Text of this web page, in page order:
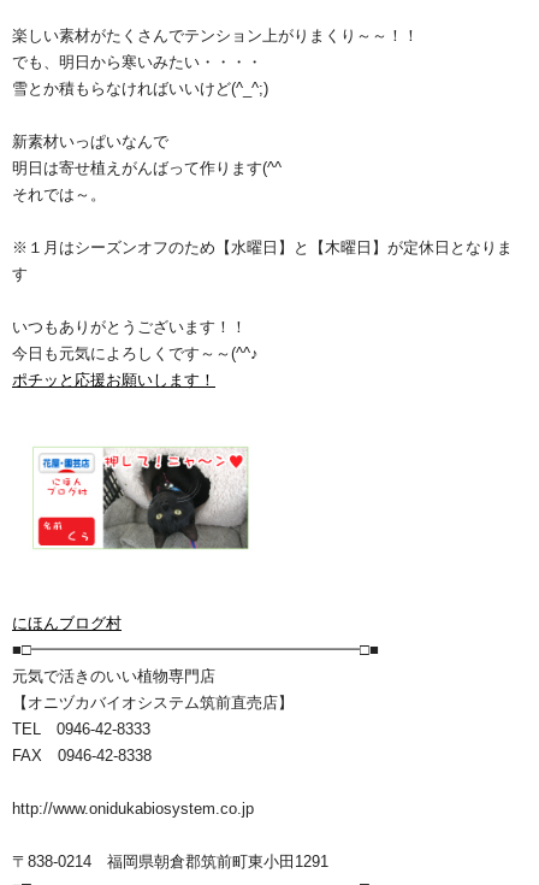
楽しい素材がたくさんでテンション上がりまくり～～！！
でも、明日から寒いみたい・・・・
雪とか積もらなければいいけど(^_^;)
新素材いっぱいなんで
明日は寄せ植えがんばって作ります(^^ゞ
それでは～。
※１月はシーズンオフのため【水曜日】と【木曜日】が定休日となりま
す
いつもありがとうございます！！
今日も元気によろしくです～～(^^♪
ポチッと応援お願いします！
にほんブログ村
■□━━━━━━━━━━━━━━━━━━━━━□■
元気で活きのいい植物専門店
【オニヅカバイオシステム筑前直売店】
TEL 0946-42-8333
FAX 0946-42-8338
http://www.onidukabiosystem.co.jp
〒838-0214 福岡県朝倉郡筑前町東小田1291